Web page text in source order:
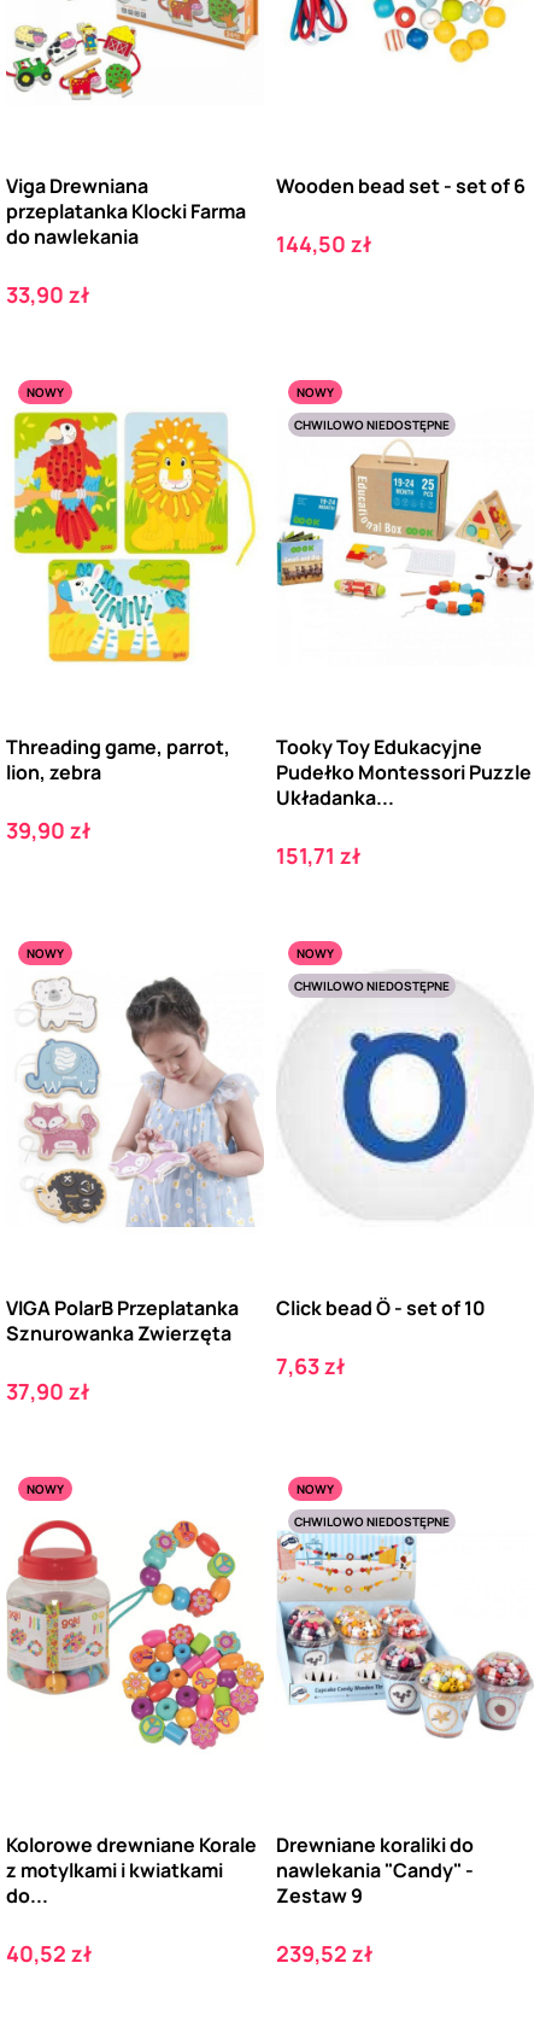
Viga Drewniana
przeplatanka Klocki Farma
do nawlekania
Cena
33,90 zł
Wooden bead set - set of 6
Cena
144,50 zł
NOWY
Threading game, parrot,
lion, zebra
Cena
39,90 zł
NOWY
CHWILOWO NIEDOSTĘPNE
Tooky Toy Edukacyjne
Pudełko Montessori Puzzle
Układanka...
Cena
151,71 zł
NOWY
VIGA PolarB Przeplatanka
Sznurowanka Zwierzęta
Cena
37,90 zł
NOWY
CHWILOWO NIEDOSTĘPNE
Click bead Ö - set of 10
Cena
7,63 zł
NOWY
Kolorowe drewniane Korale
z motylkami i kwiatkami
do...
Cena
40,52 zł
NOWY
CHWILOWO NIEDOSTĘPNE
Drewniane koraliki do
nawlekania "Candy" -
Zestaw 9
Cena
239,52 zł